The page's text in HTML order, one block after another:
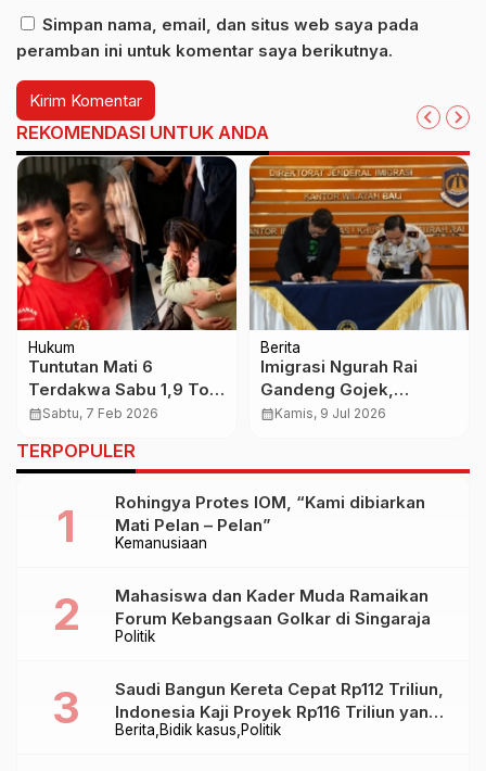
Simpan nama, email, dan situs web saya pada
peramban ini untuk komentar saya berikutnya.
REKOMENDASI UNTUK ANDA
Hukum
Tuntutan Mati 6
Terdakwa Sabu 1,9 Ton,
Sidang PN Batam
Tangis
calendar_monthSabtu, 7 Feb 2026
Berita
Imigrasi Ngurah Rai
Gandeng Gojek,
Pengiriman Paspor Kini
calendar_monthKamis, 9 Jul 2026
TERPOPULER
Kemanusiaan
Rohingya Protes IOM, “Kami dibiarkan
Mati Pelan – Pelan”
Politik
Mahasiswa dan Kader Muda Ramaikan
Forum Kebangsaan Golkar di Singaraja
Berita Bidik kasus Politik
Saudi Bangun Kereta Cepat Rp112 Triliun,
Indonesia Kaji Proyek Rp116 Triliun yang
Baru Sampai Bandung